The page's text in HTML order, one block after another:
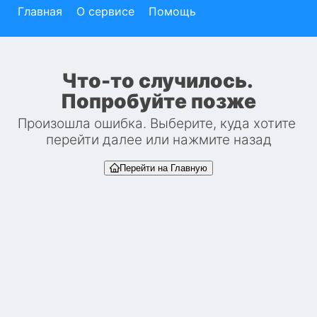
Главная О сервисе Помощь
Что-то случилось.
Попробуйте позже
Произошла ошибка. Выберите, куда хотите
перейти далее или нажмите назад
Перейти на Главную